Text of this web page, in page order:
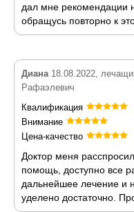
дал мне рекомендации
обращусь повторно к
Диана18.08.2022,
Рафаэлевич
Квалификация
Внимание
Цена-качество
Доктор меня
помощь, доступно все
дальнейшее лечение и
уделено достаточно.